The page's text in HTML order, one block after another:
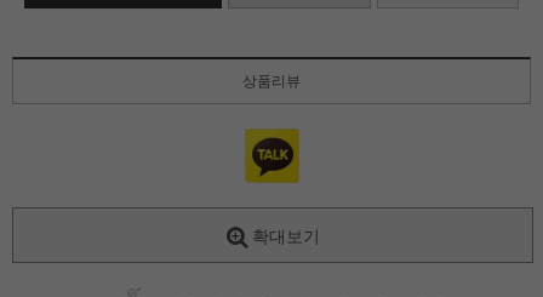
상품리뷰
확대보기